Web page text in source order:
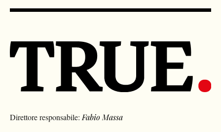
Direttore responsabile: Fabio Massa